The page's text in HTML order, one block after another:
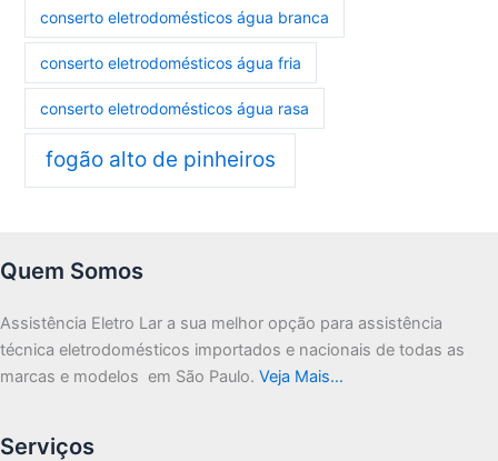
conserto eletrodomésticos água branca
conserto eletrodomésticos água fria
conserto eletrodomésticos água rasa
fogão alto de pinheiros
Quem Somos
Assistência Eletro Lar a sua melhor opção para assistência
técnica eletrodomésticos importados e nacionais de todas as
marcas e modelos em São Paulo. Veja Mais…
Serviços